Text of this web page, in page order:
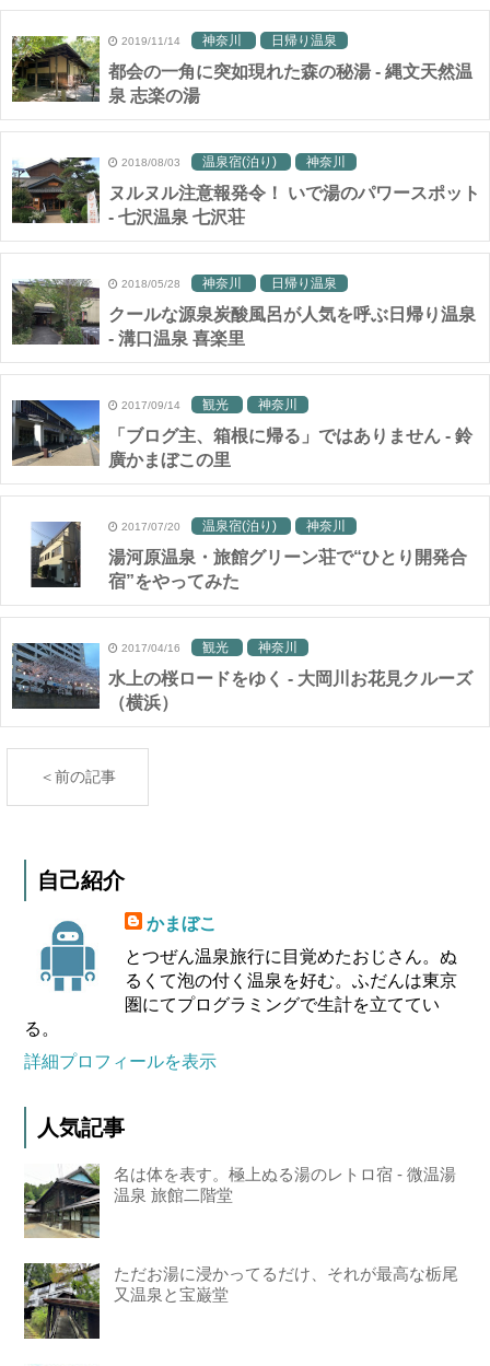
2019/11/14 神奈川 日帰り温泉
都会の一角に突如現れた森の秘湯 - 縄文天然温
泉 志楽の湯
2018/08/03 温泉宿(泊り) 神奈川
ヌルヌル注意報発令！ いで湯のパワースポット
- 七沢温泉 七沢荘
2018/05/28 神奈川 日帰り温泉
クールな源泉炭酸風呂が人気を呼ぶ日帰り温泉
- 溝口温泉 喜楽里
2017/09/14 観光 神奈川
「ブログ主、箱根に帰る」ではありません - 鈴
廣かまぼこの里
2017/07/20 温泉宿(泊り) 神奈川
湯河原温泉・旅館グリーン荘で“ひとり開発合
宿”をやってみた
2017/04/16 観光 神奈川
水上の桜ロードをゆく - 大岡川お花見クルーズ
（横浜）
＜前の記事
自己紹介
かまぼこ
とつぜん温泉旅行に目覚めたおじさん。ぬ
るくて泡の付く温泉を好む。ふだんは東京
圏にてプログラミングで生計を立ててい
る。
詳細プロフィールを表示
人気記事
名は体を表す。極上ぬる湯のレトロ宿 - 微温湯
温泉 旅館二階堂
ただお湯に浸かってるだけ、それが最高な栃尾
又温泉と宝巌堂